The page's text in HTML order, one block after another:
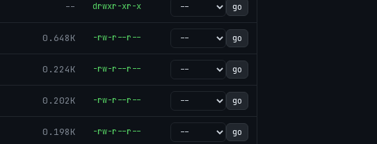
-- drwxr-xr-x go
0.648K -rw-r--r-- go
0.224K -rw-r--r-- go
0.202K -rw-r--r-- go
0.198K -rw-r--r-- go